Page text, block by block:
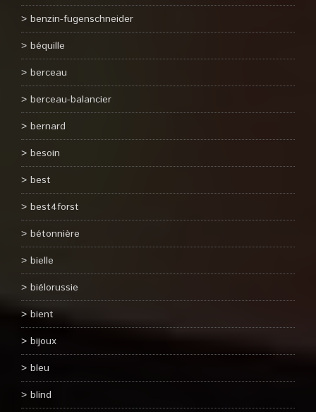
benzin-fugenschneider
béquille
berceau
berceau-balancier
bernard
besoin
best
best4forst
bétonnière
bielle
biélorussie
bient
bijoux
bleu
blind